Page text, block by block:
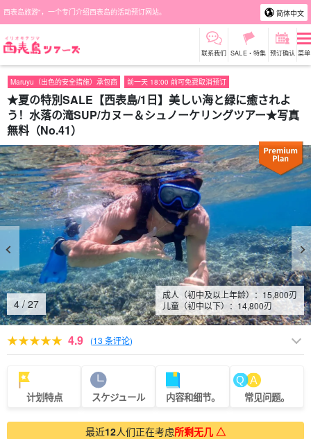
西表岛旅游"，一个专门介绍西表岛的活动预订网站。 简体中文
联系我们 SALE・特集 预订确认 菜单
Maruyu（出色的安全措施）承包商 前一天 18:00 前可免费取消预订
★夏の特別SALE【西表島/1日】美しい海と緑に癒されよ
う！水落の滝SUP/カヌー＆シュノーケリングツアー★写真
無料（No.41）
4/ 27
成人（初中及以上年龄）： 15,800刃
儿童（初中以下）： 14,800刃
4.9 (13 条评论)
计划特点 スケジュール 内容和细节。 常见问题。
最近12人们正在考虑所剩无几 △